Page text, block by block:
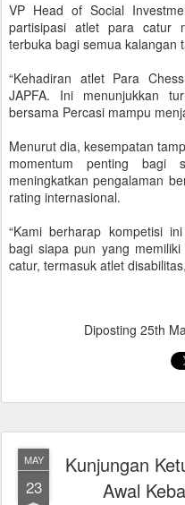
VP Head of Social
partisipasi atlet para catur
terbuka bagi semua kalangan
“Kehadiran atlet Para
JAPFA. Ini menunjukkan
bersama Percasi mampu
Menurut dia, kesempatan
momentum penting bagi
meningkatkan pengalaman
rating internasional.
“Kami berharap kompetisi
bagi siapa pun yang
catur, termasuk atlet
Diposting 25th
MAY
23
Kunjungan
Awal